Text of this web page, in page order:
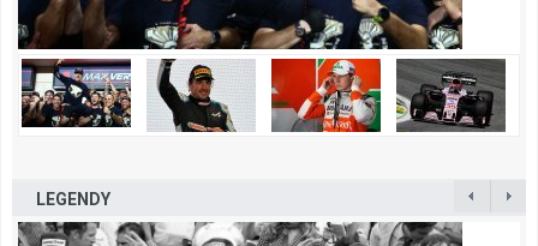
LEGENDY